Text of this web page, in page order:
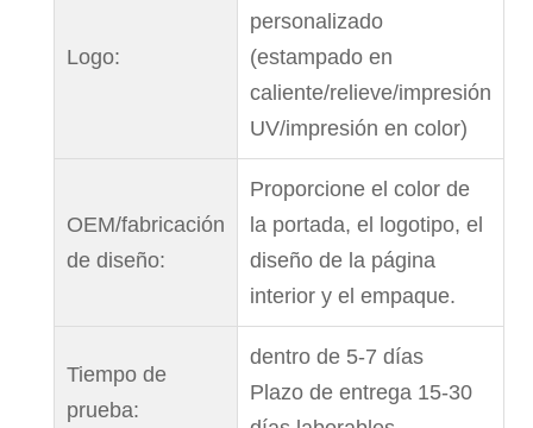
Logo:
personalizado
(estampado en
caliente/relieve/impresión
UV/impresión en color)
OEM/fabricación
de diseño:
Proporcione el color de
la portada, el logotipo, el
diseño de la página
interior y el empaque.
Tiempo de
prueba:
dentro de 5-7 días
Plazo de entrega 15-30